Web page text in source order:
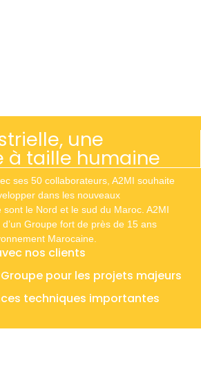
une
à taille humaine
ses 50 collaborateurs, A2MI souhaite
dans les nouveaux
le Nord et le sud du Maroc. A2MI
d’un Groupe fort de près de 15 ans
Marocaine.
nos clients
Groupe pour les projets majeurs
techniques importantes